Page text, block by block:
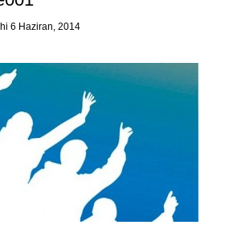
6 Haziran, 2014